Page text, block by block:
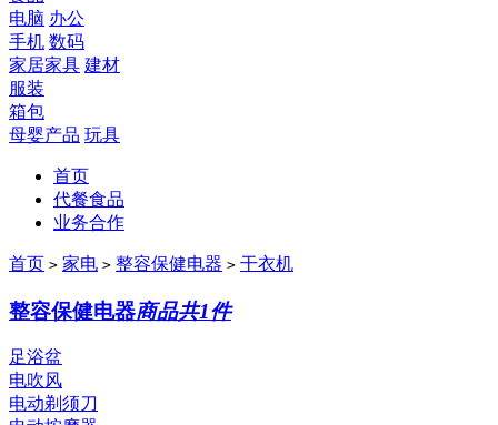
电脑 办公
手机 数码
家居家具 建材
服装
箱包
母婴产品 玩具
首页
代餐食品
业务合作
首页 > 家电 > 整容保健电器 > 干衣机
整容保健电器商品共1件
足浴盆
电吹风
电动剃须刀